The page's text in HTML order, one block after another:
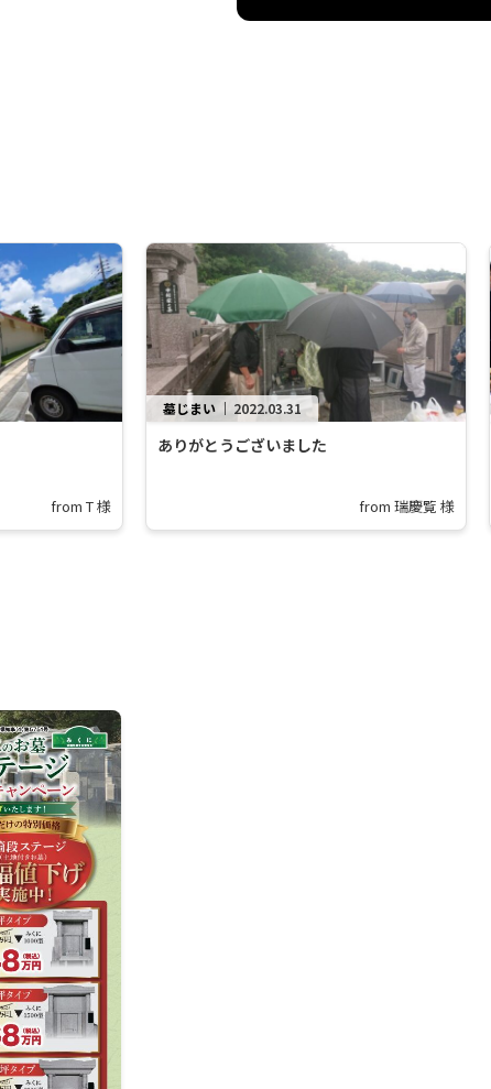
from T 様
墓じまい ｜ 2022.03.31
ありがとうございました
from 瑞慶覧 様